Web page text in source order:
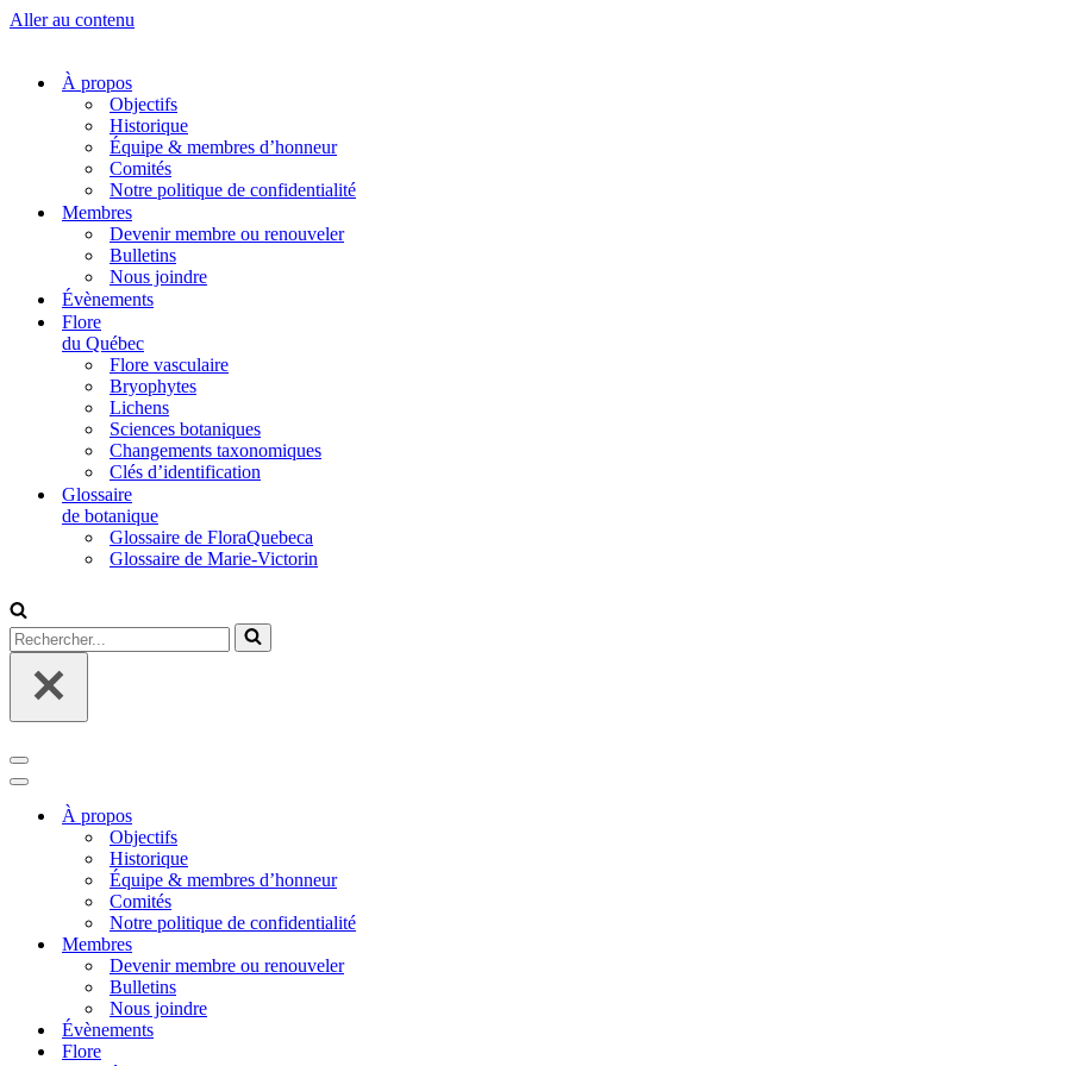
Aller au contenu
À propos
Objectifs
Historique
Équipe & membres d’honneur
Comités
Notre politique de confidentialité
Membres
Devenir membre ou renouveler
Bulletins
Nous joindre
Évènements
Flore
du Québec
Flore vasculaire
Bryophytes
Lichens
Sciences botaniques
Changements taxonomiques
Clés d’identification
Glossaire
de botanique
Glossaire de FloraQuebeca
Glossaire de Marie-Victorin
Rechercher...
Menu
de
navigation
Menu
navigationÀ propos
Objectifs
Historique
Équipe & membres d’honneur
Comités
Notre politique de confidentialité
Membres
Devenir membre ou renouveler
Bulletins
Nous joindre
Évènements
Flore